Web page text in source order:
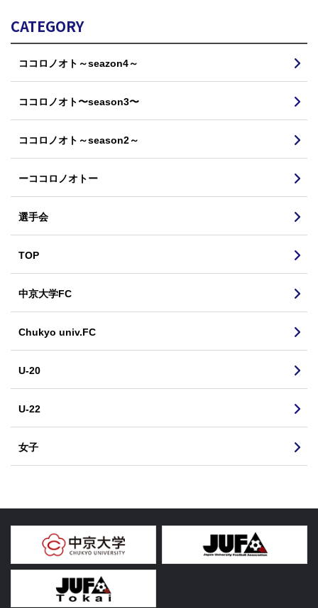
CATEGORY
ココロノオト～seazon4～
ココロノオト〜season3〜
ココロノオト～season2～
ーココロノオトー
選手会
TOP
中京大学FC
Chukyo univ.FC
U-20
U-22
女子